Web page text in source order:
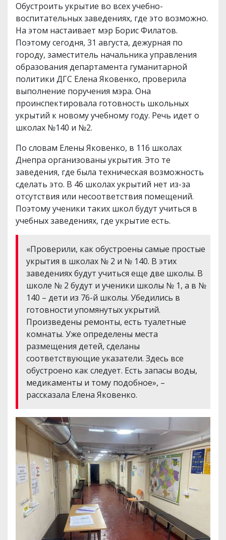
Обустроить укрытие во всех учебно-
воспитательных заведениях, где это возможно.
На этом настаивает мэр Борис Филатов.
Поэтому сегодня, 31 августа, дежурная по
городу, заместитель начальника управления
образования департамента гуманитарной
политики ДГС Елена Яковенко, проверила
выполнение поручения мэра. Она
проинспектировала готовность школьных
укрытий к новому учебному году. Речь идет о
школах №140 и №2.
По словам Елены Яковенко, в 116 школах
Днепра организованы укрытия. Это те
заведения, где была техническая возможность
сделать это. В 46 школах укрытий нет из-за
отсутствия или несоответствия помещений.
Поэтому ученики таких школ будут учиться в
учебных заведениях, где укрытие есть.
«Проверили, как обустроены самые простые
укрытия в школах № 2 и № 140. В этих
заведениях будут учиться еще две школы. В
школе № 2 будут и ученики школы № 1, а в №
140 – дети из 76-й школы. Убедились в
готовности упомянутых укрытий.
Произведены ремонты, есть туалетные
комнаты. Уже определены места
размещения детей, сделаны
соответствующие указатели. Здесь все
обустроено как следует. Есть запасы воды,
медикаменты и тому подобное», –
рассказала Елена Яковенко.